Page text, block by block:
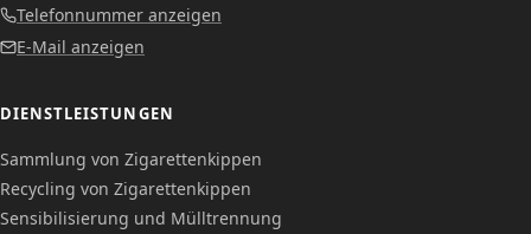
Telefonnummer anzeigen
E-Mail anzeigen
DIENSTLEISTUNGEN
Sammlung von Zigarettenkippen
Recycling von Zigarettenkippen
Sensibilisierung und Mülltrennung